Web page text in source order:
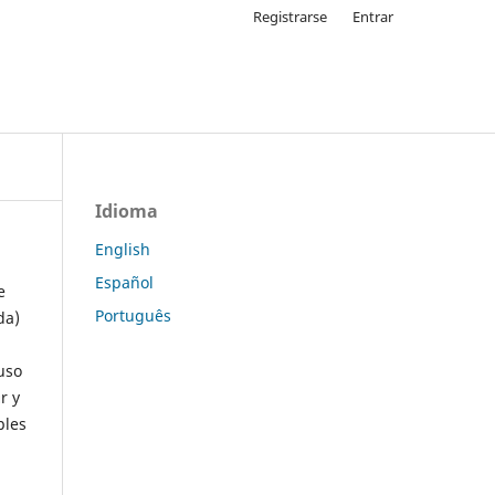
Registrarse Entrar
y
Idioma
English
Español
Português